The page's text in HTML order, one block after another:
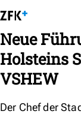
Neue
Holsteins
VSHEW
Der Chef der